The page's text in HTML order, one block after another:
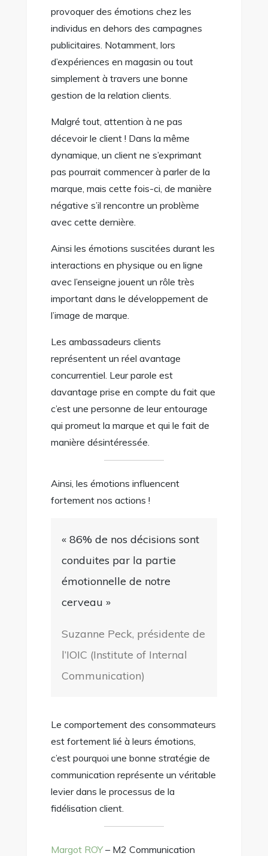
provoquer des émotions chez les
individus en dehors des campagnes
publicitaires. Notamment, lors
d’expériences en magasin ou tout
simplement à travers une bonne
gestion de la relation clients.
Malgré tout, attention à ne pas
décevoir le client ! Dans la même
dynamique, un client ne s’exprimant
pas pourrait commencer à parler de la
marque, mais cette fois-ci, de manière
négative s’il rencontre un problème
avec cette dernière.
Ainsi les émotions suscitées durant les
interactions en physique ou en ligne
avec l’enseigne jouent un rôle très
important dans le développement de
l’image de marque.
Les ambassadeurs clients
représentent un réel avantage
concurrentiel. Leur parole est
davantage prise en compte du fait que
c’est une personne de leur entourage
qui promeut la marque et qui le fait de
manière désintéressée.
Ainsi, les émotions influencent
fortement nos actions !
« 86% de nos décisions sont
conduites par la partie
émotionnelle de notre
cerveau »
Suzanne Peck, présidente de
l’IOIC (Institute of Internal
Communication)
Le comportement des consommateurs
est fortement lié à leurs émotions,
c’est pourquoi une bonne stratégie de
communication représente un véritable
levier dans le processus de la
fidélisation client.
Margot ROY– M2 Communication